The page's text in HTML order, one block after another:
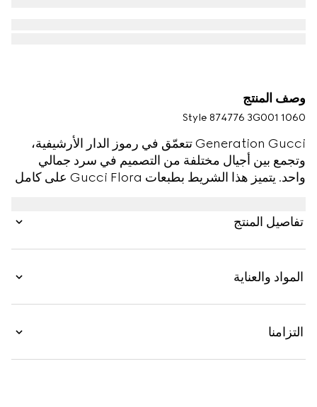
وصف المنتج
Style ‎874776 3G001 1060
Generation Gucci تتعمّق في رموز الدار الأرشيفية،
وتجمع بين أجيال مختلفة من التصميم في سرد جمالي
واحد. يتميز هذا الشريط بطبعات Gucci Flora على كامل
تفاصيل المنتج
المواد والعناية
التزامنا